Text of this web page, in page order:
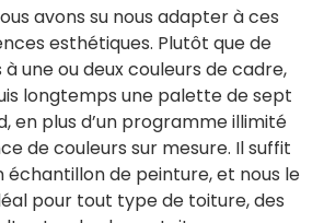
avons su nous adapter à ces
esthétiques. Plutôt que de
une ou deux couleurs de cadre,
longtemps une palette de sept
en plus d’un programme illimité
de couleurs sur mesure. Il suffit
échantillon de peinture, et nous le
pour tout type de toiture, des